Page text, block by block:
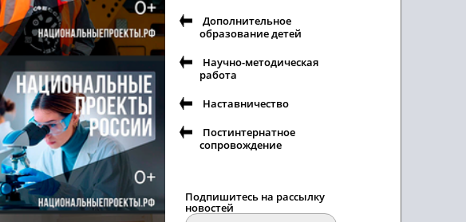
Дополнительное
образование детей
Научно-методическая
работа
Наставничество
Постинтернатное
сопровождение
Подпишитесь на рассылку
новостей